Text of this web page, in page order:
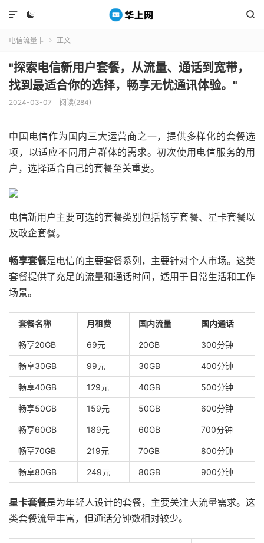
 

电信流量卡  正文
"探索电信新用户套餐，从流量、通话到宽带，
找到最适合你的选择，畅享无忧通讯体验。"
2024-03-07 阅读(284)
中国电信作为国内三大运营商之一，提供多样化的套餐选
项，以适应不同用户群体的需求。初次使用电信服务的用
户，选择适合自己的套餐至关重要。
电信新用户主要可选的套餐类别包括畅享套餐、星卡套餐以
及政企套餐。
畅享套餐是电信的主要套餐系列，主要针对个人市场。这类
套餐提供了充足的流量和通话时间，适用于日常生活和工作
场景。
套餐名称 月租费 国内流量 国内通话
畅享20GB 69元 20GB 300分钟
畅享30GB 99元 30GB 400分钟
畅享40GB 129元 40GB 500分钟
畅享50GB 159元 50GB 600分钟
畅享60GB 189元 60GB 700分钟
畅享70GB 219元 70GB 800分钟
畅享80GB 249元 80GB 900分钟
星卡套餐是为年轻人设计的套餐，主要关注大流量需求。这
类套餐流量丰富，但通话分钟数相对较少。